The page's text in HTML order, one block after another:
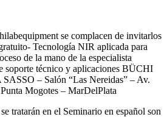
se complacen de invitarlos
Tecnología NIR aplicada para
de la mano de la especialista
soporte técnico y aplicaciones BÜCHI
– Salón “Las Nereidas” – Av.
Mogotes – MarDelPlata
tratarán en el Seminario en español son